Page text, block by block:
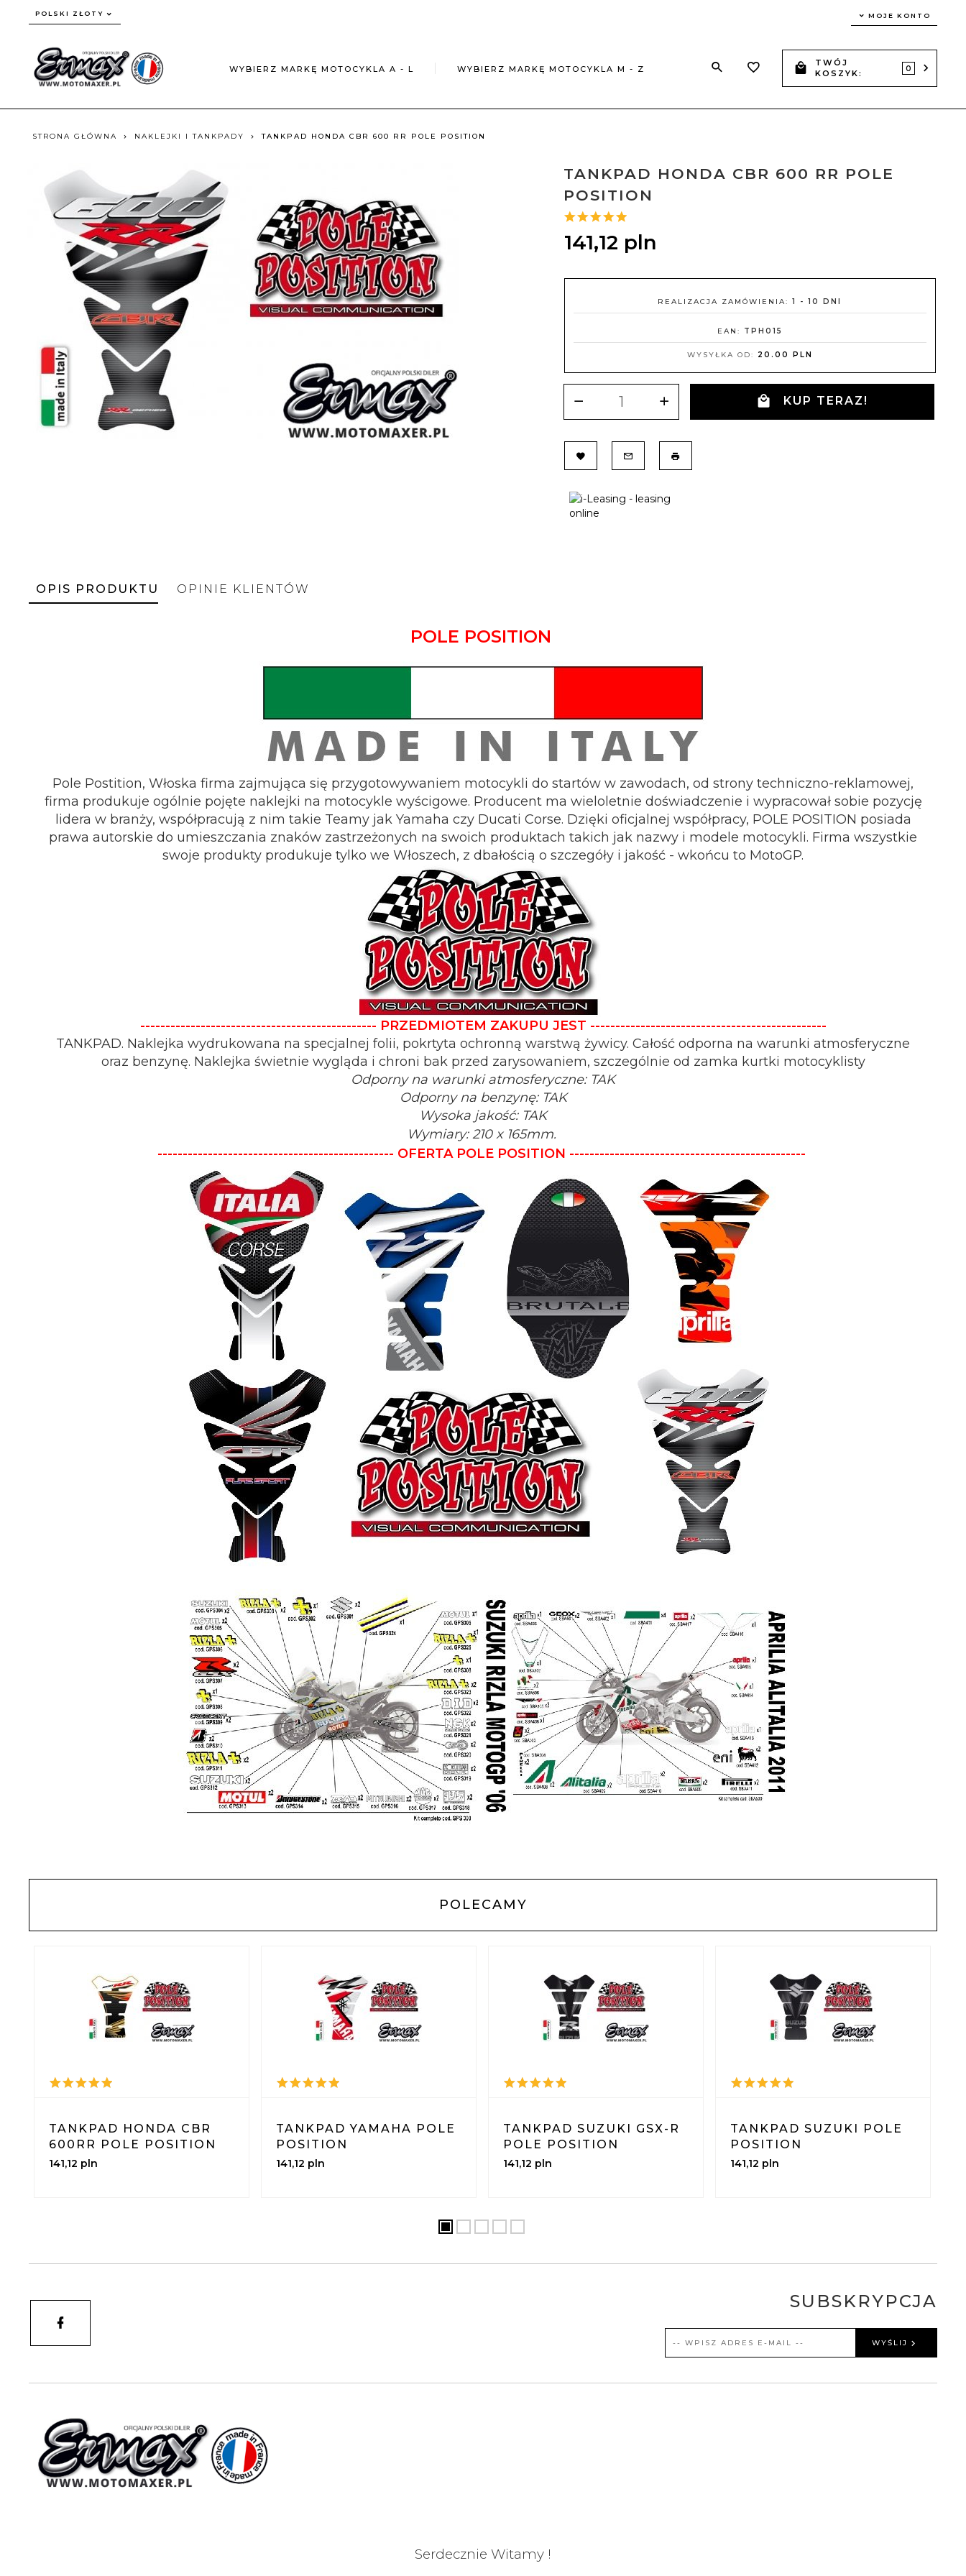
currency_h
POLSKI ZŁOTY MOJE KONTO
WYBIERZ MARKĘ MOTOCYKLA A - L WYBIERZ MARKĘ MOTOCYKLA M - Z
TWÓJ
KOSZYK:
0
STRONA GŁÓWNA NAKLEJKI I TANKPADY TANKPAD HONDA CBR 600 RR POLE POSITION
TANKPAD HONDA CBR 600 RR POLE
POSITION
141,12 pln
REALIZACJA ZAMÓWIENIA:1 - 10 DNI
EAN: TPH015
WYSYŁKA OD: 20.00 PLN
KUP TERAZ!
OPIS PRODUKTU OPINIE KLIENTÓW
POLE POSITION
Pole Postition, Włoska firma zajmująca się przygotowywaniem motocykli do startów w zawodach, od strony techniczno-reklamowej,
firma produkuje ogólnie pojęte naklejki na motocykle wyścigowe. Producent ma wieloletnie doświadczenie i wypracował sobie pozycję
lidera w branży, współpracują z nim takie Teamy jak Yamaha czy Ducati Corse. Dzięki oficjalnej współpracy, POLE POSITION posiada
prawa autorskie do umieszczania znaków zastrzeżonych na swoich produktach takich jak nazwy i modele motocykli. Firma wszystkie
swoje produkty produkuje tylko we Włoszech, z dbałością o szczegóły i jakość - wkońcu to MotoGP.
----------------------------------------------- PRZEDMIOTEM ZAKUPU JEST -----------------------------------------------
TANKPAD. Naklejka wydrukowana na specjalnej folii, pokrtyta ochronną warstwą żywicy. Całość odporna na warunki atmosferyczne
oraz benzynę. Naklejka świetnie wygląda i chroni bak przed zarysowaniem, szczególnie od zamka kurtki motocyklisty
Odporny na warunki atmosferyczne: TAK
Odporny na benzynę: TAK
Wysoka jakość: TAK
Wymiary: 210 x 165mm.
----------------------------------------------- OFERTA POLE POSITION -----------------------------------------------
POLECAMY
TANKPAD HONDA CBR
600RR POLE POSITION
141,12 pln
TANKPAD YAMAHA POLE
POSITION
141,12 pln
TANKPAD SUZUKI GSX-R
POLE POSITION
141,12 pln
TANKPAD SUZUKI POLE
POSITION
141,12 pln
SUBSKRYPCJA
WYŚLIJ
Serdecznie Witamy !